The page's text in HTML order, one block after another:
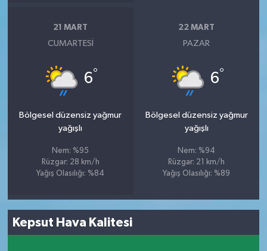
21 MART
CUMARTESI
6°
Bölgesel düzensiz yağmur
yağışlı
Nem: %95
Rüzgar: 28 km/h
Yağış Olasılığı: %84
22 MART
PAZAR
6°
Bölgesel düzensiz yağmur
yağışlı
Nem: %94
Rüzgar: 21 km/h
Yağış Olasılığı: %89
Kepsut Hava Kalitesi